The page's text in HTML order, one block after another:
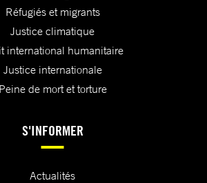
Réfugiés et migrants
Justice climatique
international humanitaire
Justice internationale
Peine de mort et torture
S'INFORMER
Actualités